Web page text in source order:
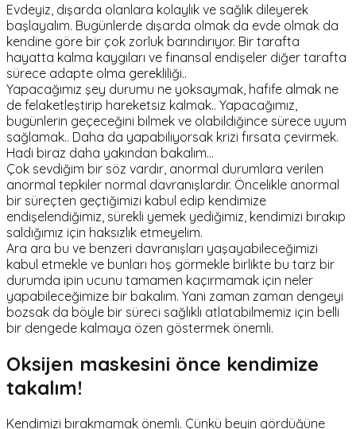
Evdeyiz, dışarda olanlara kolaylık ve sağlık dileyerek
başlayalım. Bugünlerde dışarda olmak da evde olmak da
kendine göre bir çok zorluk barındırıyor. Bir tarafta
hayatta kalma kaygıları ve finansal endişeler diğer tarafta
sürece adapte olma gerekliliği..
Yapacağımız şey durumu ne yoksaymak, hafife almak ne
de felaketleştirip hareketsiz kalmak.. Yapacağımız,
bugünlerin geçeceğini bilmek ve olabildiğince sürece uyum
sağlamak.. Daha da yapabiliyorsak krizi fırsata çevirmek.
Hadi biraz daha yakından bakalım...
Çok sevdiğim bir söz vardır, anormal durumlara verilen
anormal tepkiler normal davranışlardır. Öncelikle anormal
bir süreçten geçtiğimizi kabul edip kendimize
endişelendiğimiz, sürekli yemek yediğimiz, kendimizi bırakıp
saldığımız için haksızlık etmeyelim.
Ara ara bu ve benzeri davranışları yaşayabileceğimizi
kabul etmekle ve bunları hoş görmekle birlikte bu tarz bir
durumda ipin ucunu tamamen kaçırmamak için neler
yapabileceğimize bir bakalım. Yani zaman zaman dengeyi
bozsak da böyle bir süreci sağlıklı atlatabilmemiz için belli
bir dengede kalmaya özen göstermek önemli.
Oksijen maskesini önce kendimize
takalım!
Kendimizi bırakmamak önemli. Çünkü beyin gördüğüne